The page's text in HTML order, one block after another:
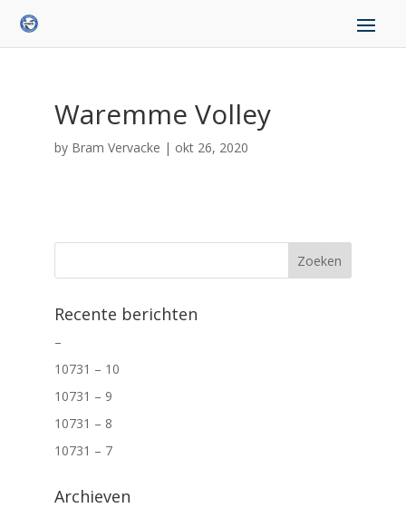
Waremme Volley
by Bram Vervacke | okt 26, 2020
Recente berichten
–
10731 – 10
10731 – 9
10731 – 8
10731 – 7
Archieven